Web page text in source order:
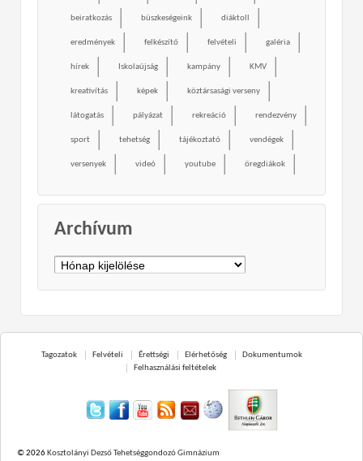
beiratkozás büszkeségeink diáktoll
eredmények felkészítő felvételi galéria
hírek Iskolaújság kampány KMV
kreativítás képek köztársasági verseny
látogatás pályázat rekreáció rendezvény
sport tehetség tájékoztató vendégek
versenyek videó youtube öregdiákok
Archívum
Archívum
Tagozatok Felvételi Érettségi Elérhetőség
Dokumentumok
Felhasználási feltételek
© 2026Kosztolányi Dezső Tehetséggondozó Gimnázium